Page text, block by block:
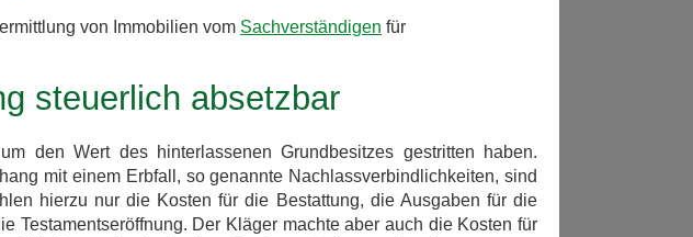
von Immobilien vom Sachverständigen für
steuerlich absetzbar
den Wert des hinterlassenen Grundbesitzes gestritten haben.
mit einem Erbfall, so genannte Nachlassverbindlichkeiten, sind
hierzu nur die Kosten für die Bestattung, die Ausgaben für die
Testamentseröffnung. Der Kläger machte aber auch die Kosten für